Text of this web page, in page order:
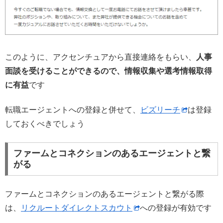
このように、アクセンチュアから直接連絡をもらい、
人事
面談を受けることができるので、情報収集や選考情報取得
に有益です
転職エージェントへの登録と併せて、 ビズリーチ
は登録
しておくべきでしょう
ファームとコネクションのあるエージェントと繋
がる
ファームとコネクションのあるエージェントと繋がる際
は、
リクルートダイレクトスカウト への登録が有効です